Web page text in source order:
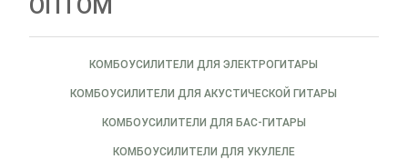
КОМБОУСИЛИТЕЛИ ДЛЯ ЭЛЕКТРОГИТАРЫ
КОМБОУСИЛИТЕЛИ ДЛЯ АКУСТИЧЕСКОЙ ГИТАРЫ
КОМБОУСИЛИТЕЛИ ДЛЯ БАС-ГИТАРЫ
КОМБОУСИЛИТЕЛИ ДЛЯ УКУЛЕЛЕ